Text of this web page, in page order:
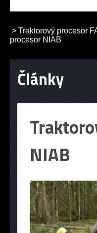
> Traktorový procesor
procesor NIAB
Články
NIAB